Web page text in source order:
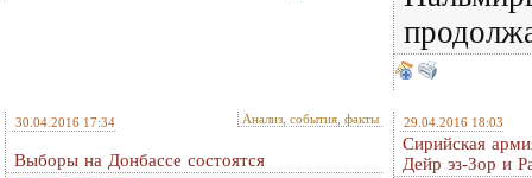
30.04.2016 17:34 Анализ, события, факты
Выборы на Донбассе состоятся
29.04.2016 18:03
Сирийская
Дейр эз-Зор и